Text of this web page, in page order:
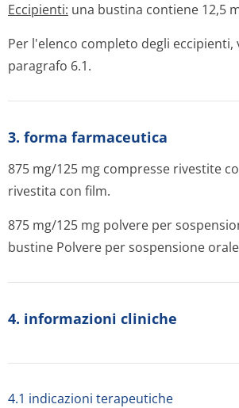
Eccipienti: una bustina contiene 12,5
Per l'elenco completo degli eccipienti,
paragrafo 6.1.
3. forma farmaceutica
875 mg/125 mg compresse rivestite
rivestita con film.
875 mg/125 mg polvere per
bustine Polvere per sospensione
4. informazioni cliniche
4.1 indicazioni terapeutiche